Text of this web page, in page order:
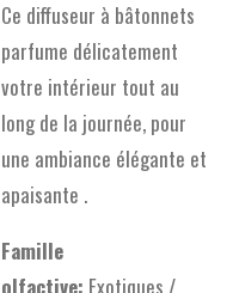
Ce diffuseur à bâtonnets
parfume délicatement
votre intérieur tout au
long de la journée, pour
une ambiance élégante et
apaisante .
Famille
olfactive: Exotiques /